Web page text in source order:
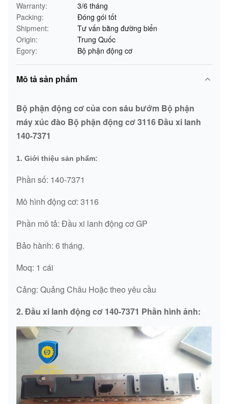
Warranty:
3/6 tháng
Packing:
Đóng gói tốt
Shipment:
Tư vấn bằng đường biển
Origin:
Trung Quốc
Egory:
Bộ phận động cơ
Mô tả sản phẩm
Bộ phận động cơ của con sâu bướm Bộ phận
máy xúc đào Bộ phận động cơ 3116 Đầu xi lanh
140-7371
1. Giới thiệu sản phẩm:
Phần số: 140-7371
Mô hình động cơ: 3116
Phần mô tả: Đầu xi lanh động cơ GP
Bảo hành: 6 tháng.
Moq: 1 cái
Cảng: Quảng Châu Hoặc theo yêu cầu
2. Đầu xi lanh động cơ 140-7371 Phần hình ảnh: